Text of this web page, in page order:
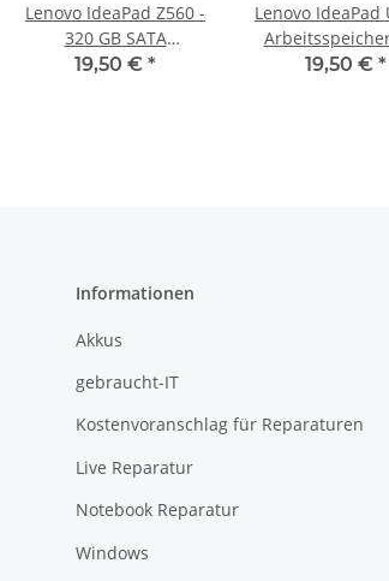
Lenovo IdeaPad Z560 -
320 GB SATA
HDD/Festplatte
19,50 € *
Lenovo IdeaPad
RAM Memory
19,50 € *
Informationen
Akkus
gebraucht-IT
Kostenvoranschlag für Reparaturen
Live Reparatur
Notebook Reparatur
Windows